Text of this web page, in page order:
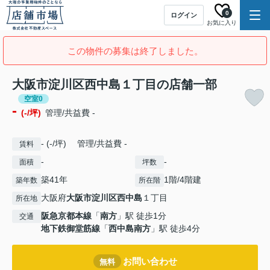
ログイン
お気に入り
0
この物件の募集は終了しました。
大阪市淀川区西中島１丁目の店舗一部
空室0
- (-/坪) 管理/共益費 -
賃料 - (-/坪) 管理/共益費 -
面積 - 坪数 -
築年数 築41年 所在階 1階/4階建
所在地 大阪府大阪市淀川区西中島 １丁目
交通 阪急京都本線 「南方 」駅 徒歩1分
地下鉄御堂筋線 「西中島南方 」駅 徒歩4分
無料 お問い合わせ